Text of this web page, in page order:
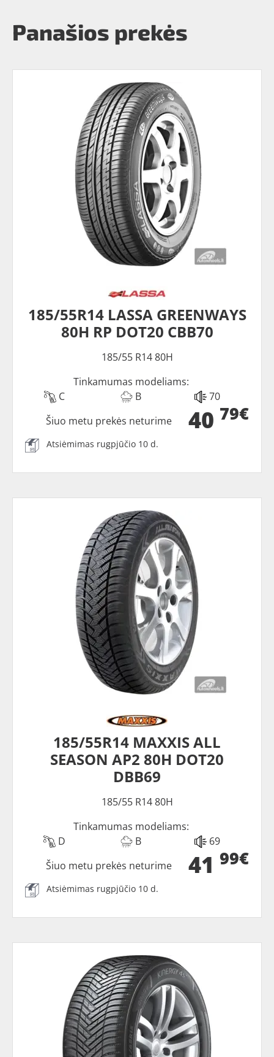
Panašios prekės
185/55R14 LASSA GREENWAYS
80H RP DOT20 CBB70
185/55 R14 80H
Tinkamumas modeliams:
C
B 70
40 79€
Šiuo metu prekės neturime
Atsiėmimas rugpjūčio 10 d.
185/55R14 MAXXIS ALL
SEASON AP2 80H DOT20
DBB69
185/55 R14 80H
Tinkamumas modeliams:
D
B 69
41 99€
Šiuo metu prekės neturime
Atsiėmimas rugpjūčio 10 d.